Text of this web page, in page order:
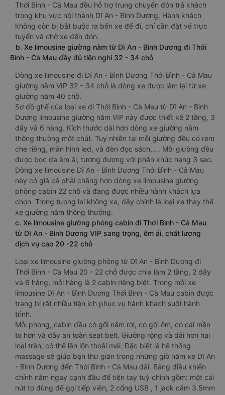
Thới Bình - Cà Mau đều hỗ trợ trung chuyển đón trả khách
trong khu vực nội thành Dĩ An - Bình Dương. Hành khách
không còn bị bắt buộc ra bến xe để đi, chỉ cần đặt vé trực
tuyến và chờ xe đến đón.
b. Xe limousine giường nằm từ Dĩ An - Bình Dương đi Thới
Bình - Cà Mau đầy đủ tiện nghi 32 - 34 chỗ
Dòng xe limousine đi Dĩ An - Bình Dương Thới Bình - Cà Mau
giường nằm VIP 32 – 34 chỗ là dòng xe được làm lại từ xe
giường nằm 40 chỗ.
Sơ đồ ghế của loại xe đi Thới Bình - Cà Mau từ Dĩ An - Bình
Dương limousine giường nằm VIP này được thiết kế 2 tầng, 3
dãy và 6 hàng. Kích thước dài hơn dòng xe giường nằm
thông thường một chút. Tuy nhiên tại mỗi giường đều có rèm
che riêng, màn hình led, và đèn đọc sách,…. Mỗi giường đều
được bọc da êm ái, tương đương với phân khúc hạng 3 sao.
Dòng xe limousine Dĩ An - Bình Dương Thới Bình - Cà Mau
này có giá cả phải chăng hơn dòng xe limousine giường
phòng cabin 22 chỗ và đang được nhiều hành khách lựa
chọn. Trong tương lai không xa, đây chính là loại xe thay thế
xe giường nằm thông thường.
c. Xe limousine giường phòng cabin đi Thới Bình - Cà Mau
từ Dĩ An - Bình Dương VIP sang trọng, êm ái, chất lượng
dịch vụ cao 20 -22 chỗ
Loại xe limousine giường phòng từ Dĩ An - Bình Dương đi
Thới Bình - Cà Mau 20 - 22 chỗ được chia làm 2 tầng, 2 dãy
và 6 hàng, mỗi hàng là 2 cabin riêng biệt. Trong mỗi xe
limousine Dĩ An - Bình Dương Thới Bình - Cà Mau cabin được
trang bị rất nhiều tiện ích phục vụ hành khách suốt hành
trình.
Mỗi phòng, cabin đều có gối nằm rời, có gối ôm, có cái mền
to hơn và dây an toàn seat belt. Giường rộng và dài hơn hai
loại trên, có thể lăn lộn thoải mái. Đặc biệt là hệ thống
massage sẽ giúp bạn thư giãn trong những giờ nằm xe Dĩ An
- Bình Dương đến Thới Bình - Cà Mau dài. Bảng điều khiển
chính nằm ngay cạnh đầu để tiện tay tuỳ chỉnh gồm: một cái
nút to đùng để gọi tiếp viên, 2 cổng USB , 1 jack cắm 3.5mm